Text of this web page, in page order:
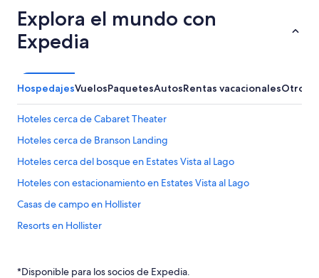
Explora el mundo con
Expedia
HospedajesVuelosPaquetesAutosRentas vacacionalesOtros
Hoteles cerca de Cabaret Theater
Hoteles cerca de Branson Landing
Hoteles cerca del bosque en Estates Vista al Lago
Hoteles con estacionamiento en Estates Vista al Lago
Casas de campo en Hollister
Resorts en Hollister
Apartamentos en Hollister
*Disponible para los socios de Expedia.